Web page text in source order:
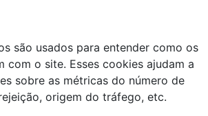
são usados para entender como os
com o site. Esses cookies ajudam a
sobre as métricas do número de
origem do tráfego, etc.